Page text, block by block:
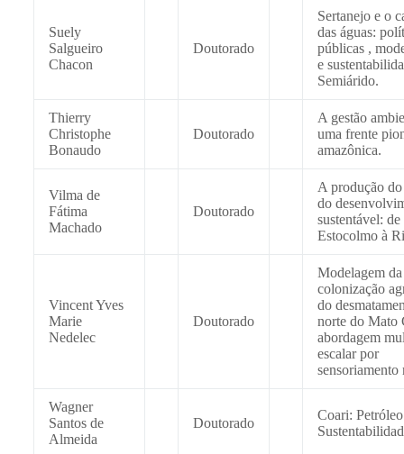
Suely
Salgueiro
Chacon
Doutorado
Sertanejo e o
das águas:
públicas ,
e
Semiárido.
Thierry
Christophe
Bonaudo
Doutorado
A gestão
uma frente
amazônica.
Vilma de
Fátima
Machado
Doutorado
A produção
do
sustentável: de
Estocolmo à
Vincent Yves
Marie
Nedelec
Doutorado
Modelagem da
colonização
do
norte do Mato
abordagem
escalar por
sensoriamento
Wagner
Santos de
Almeida
Doutorado
Coari: